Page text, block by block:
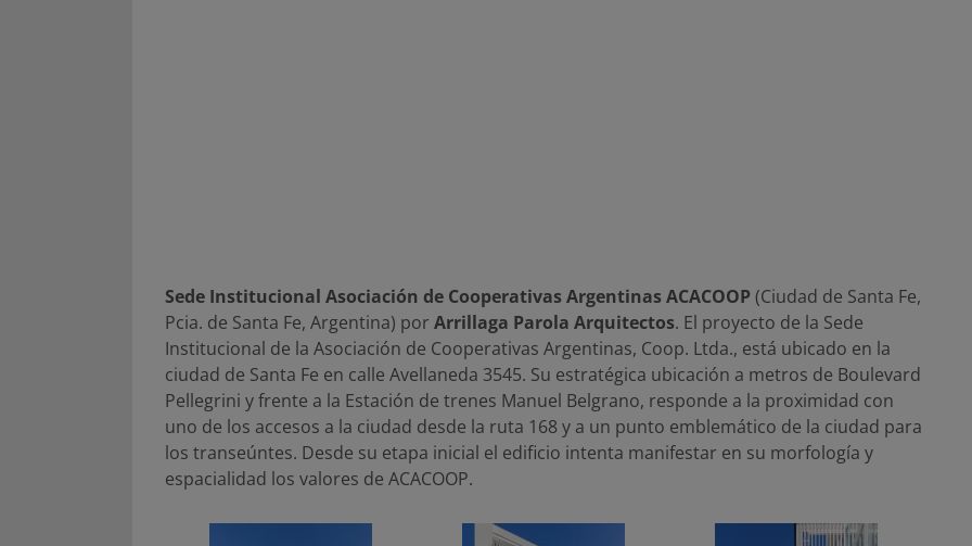
Sede Institucional Asociación de Cooperativas Argentinas ACACOOP(Ciudad de Santa Fe,
Pcia. de Santa Fe, Argentina) por Arrillaga Parola Arquitectos. El proyecto de la Sede
Institucional de la Asociación de Cooperativas Argentinas, Coop. Ltda., está ubicado en la
ciudad de Santa Fe en calle Avellaneda 3545. Su estratégica ubicación a metros de Boulevard
Pellegrini y frente a la Estación de trenes Manuel Belgrano, responde a la proximidad con
uno de los accesos a la ciudad desde la ruta 168 y a un punto emblemático de la ciudad para
los transeúntes. Desde su etapa inicial el edificio intenta manifestar en su morfología y
espacialidad los valores de ACACOOP.